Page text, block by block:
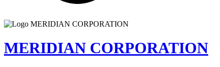
MERIDIAN CORPORATION